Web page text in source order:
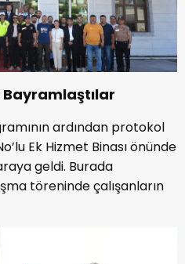
ardından protokol
Ek Hizmet Binası önünde
geldi. Burada
töreninde çalışanların